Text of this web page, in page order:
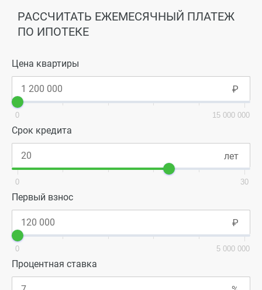
РАССЧИТАТЬ ЕЖЕМЕСЯЧНЫЙ ПЛАТЕЖ
ПО ИПОТЕКЕ
Цена квартиры
0 15 000 000
Срок кредита
0 30
Первый взнос
0 5 000 000
Процентная ставка